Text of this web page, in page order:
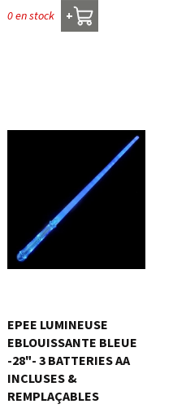
0 en stock +
EPEE LUMINEUSE
EBLOUISSANTE BLEUE
-28"- 3 BATTERIES AA
INCLUSES &
REMPLAÇABLES